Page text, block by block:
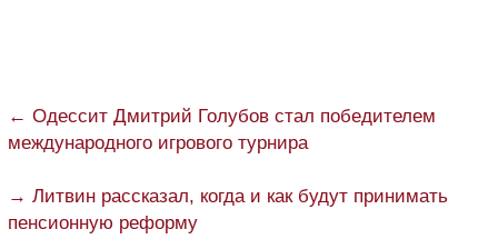
← Одессит Дмитрий Голубов стал победителем
международного игрового турнира
→ Литвин рассказал, когда и как будут принимать
пенсионную реформу